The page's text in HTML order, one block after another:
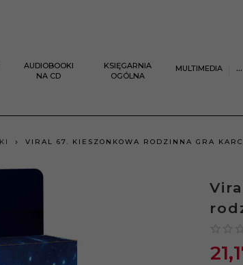
AUDIOBOOKI
NA CD
KSIĘGARNIA
OGÓLNA
MULTIMEDIA ...
VIRAL 67. KIESZONKOWA RODZINNA GRA
21,